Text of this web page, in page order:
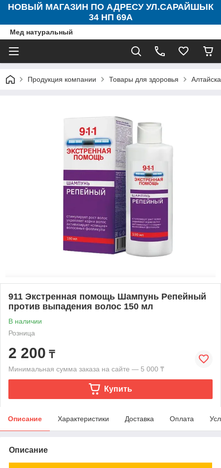
НОВЫЙ МАГАЗИН ПО АДРЕСУ УЛ.САРАЙШЫК
34 НП 69А
Мед натуральный
Продукция компании Товары для здоровья
911 Экстренная помощь Шампунь Репейный
против выпадения волос 150 мл
В наличии
Розница
2 200 ₸
Минимальная сумма заказа на сайте — 5 000 ₸
Купить
Описание Характеристики Доставка Оплата
Описание